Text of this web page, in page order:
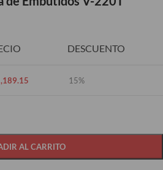
DESCUENTO
15%
AL CARRITO